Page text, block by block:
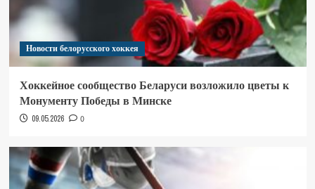
Новости белорусского хоккея
Хоккейное сообщество Беларуси возложило цветы к
Монументу Победы в Минске
09.05.2026 0